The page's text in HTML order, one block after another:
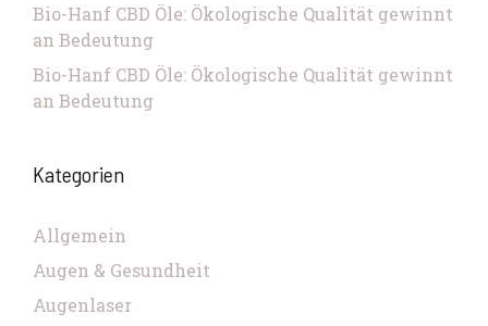
Bio-Hanf CBD Öle: Ökologische Qualität gewinnt
an Bedeutung
Bio-Hanf CBD Öle: Ökologische Qualität gewinnt
an Bedeutung
Kategorien
Allgemein
Augen & Gesundheit
Augenlaser